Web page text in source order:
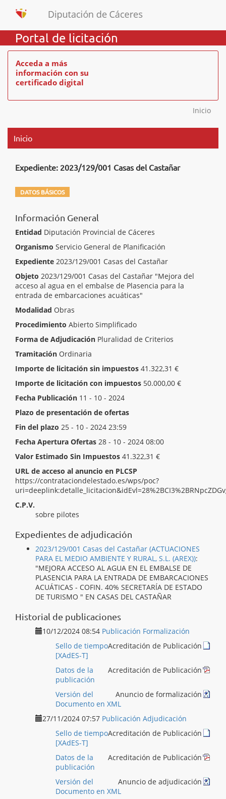
Portal de licitación
Acceda a más
información con su
certificado digital
Inicio
Inicio
Expediente: 2023/129/001 Casas del Castañar
DATOS BÁSICOS
Información General
Entidad Diputación Provincial de Cáceres
Organismo Servicio General de Planificación
Expediente 2023/129/001 Casas del Castañar
Objeto 2023/129/001 Casas del Castañar "Mejora del
acceso al agua en el embalse de Plasencia para la
entrada de embarcaciones acuáticas"
Modalidad Obras
Procedimiento Abierto Simplificado
Forma de Adjudicación Pluralidad de Criterios
Tramitación Ordinaria
Importe de licitación sin impuestos 41.322,31 €
Importe de licitación con impuestos 50.000,00 €
Fecha Publicación 11 - 10 - 2024
Plazo de presentación de ofertas
Inicio del plazo 12 - 10 - 2024 00:00
Fin del plazo 25 - 10 - 2024 23:59
Fecha Apertura Ofertas 28 - 10 - 2024 08:00
Valor Estimado Sin Impuestos 41.322,31 €
URL de acceso al anuncio en PLCSP
https://contrataciondelestado.es/wps/poc?
C.P.V.
sobre pilotes
Expedientes de adjudicación
2023/129/001 Casas del Castañar (ACTUACIONES
PARA EL MEDIO AMBIENTE Y RURAL, S.L. (AREX)):
"MEJORA ACCESO AL AGUA EN EL EMBALSE DE
PLASENCIA PARA LA ENTRADA DE EMBARCACIONES
ACUÁTICAS - COFIN. 40% SECRETARÍA DE ESTADO
DE TURISMO " EN CASAS DEL CASTAÑAR
Historial de publicaciones
10/12/2024 08:54 Publicación Formalización
Acreditación de Publicación
Sello de tiempo
[XAdES-T]
Acreditación de Publicación
Datos de la
publicación
Anuncio de formalización
Versión del
Documento en XML
27/11/2024 07:57 Publicación Adjudicación
Acreditación de Publicación
Sello de tiempo
[XAdES-T]
Acreditación de Publicación
Datos de la
publicación
Anuncio de adjudicación
Versión del
Documento en XML